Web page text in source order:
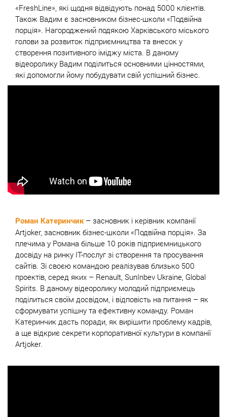
«FreshLine», які щодня відвідують понад 5000 клієнтів.
Також Вадим є засновником бізнес-школи «Подвійна
порція». Нагороджений подякою Харківського міського
голови за розвиток підприємництва та внесок у
створення позитивного іміджу міста. В даному
відеоролику Вадим поділиться основними цінностями,
які допомогли йому побудувати свій успішний бізнес.
Роман Катеринчик – засновник і керівник компанії
Artjoker, засновник бізнес-школи «Подвійна порція». За
плечима у Романа більше 10 років підприємницького
досвіду на ринку IT-послуг зі створення та просування
сайтів. Зі своєю командою реалізував близько 500
проектів, серед яких – Renault, SunInbev Ukraine, Global
Spirits. В даному відеоролику молодий підприємець
поділиться своїм досвідом, і відповість на питання – як
сформувати успішну та ефективну команду. Роман
Катеринчик дасть поради, як вирішити проблему кадрів,
а ще відкриє секрети корпоративної культури в компанії
Artjoker.